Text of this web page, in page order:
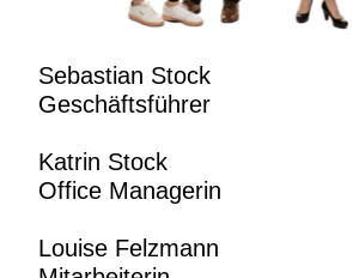
Sebastian Stock
Geschäftsführer
Katrin Stock
Office Managerin
Louise Felzmann